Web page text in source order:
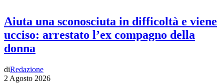
Aiuta una sconosciuta in difficoltà e viene
ucciso: arrestato l’ex compagno della
donna
diRedazione
2 Agosto 2026